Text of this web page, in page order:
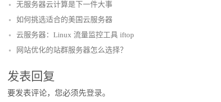
无服务器云计算是下一件大事
如何挑选适合的美国云服务器
云服务器：Linux 流量监控工具 iftop
网站优化的站群服务器怎么选择？
发表回复
要发表评论，您必须先登录。